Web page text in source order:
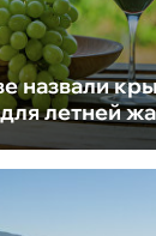
назвали
летней